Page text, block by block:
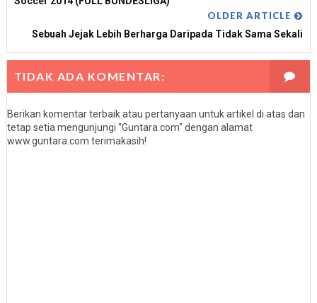
OLDER ARTICLE
Sebuah Jejak Lebih Berharga Daripada Tidak Sama Sekali
TIDAK ADA KOMENTAR:
Berikan komentar terbaik atau pertanyaan untuk artikel di atas dan
tetap setia mengunjungi "Guntara.com" dengan alamat
www.guntara.com terimakasih!